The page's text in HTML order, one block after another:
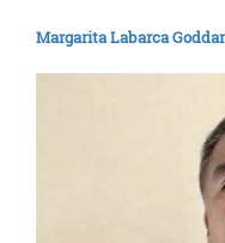
Margarita Labarca